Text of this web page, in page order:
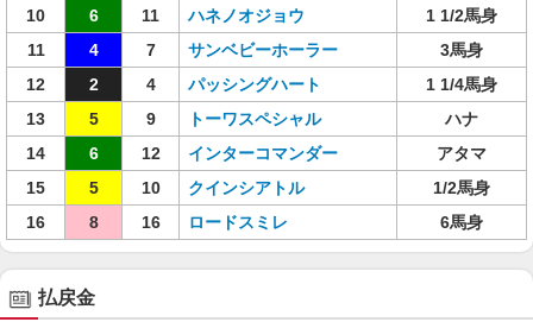
10
6 11 ハネノオジョウ
1 1/2馬身
11
4 7 サンベビーホーラー
3馬身
12
2 4 パッシングハート
1 1/4馬身
13
5 9 トーワスペシャル
ハナ
14
6 12 インターコマンダー
アタマ
15
5 10 クインシアトル
1/2馬身
16
8 16 ロードスミレ 6馬身
払戻金